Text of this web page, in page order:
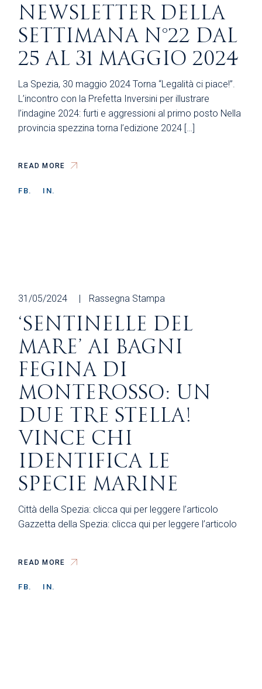
NEWSLETTER DELLA
SETTIMANA N°22 DAL
25 AL 31 MAGGIO 2024
La Spezia, 30 maggio 2024 Torna “Legalità ci piace!”.
L’incontro con la Prefetta Inversini per illustrare
l’indagine 2024: furti e aggressioni al primo posto Nella
provincia spezzina torna l’edizione 2024 […]
READ MORE
FB. IN.
31/05/2024 Rassegna Stampa
‘SENTINELLE DEL
MARE’ AI BAGNI
FEGINA DI
MONTEROSSO: UN
DUE TRE STELLA!
VINCE CHI
IDENTIFICA LE
SPECIE MARINE
Città della Spezia: clicca qui per leggere l’articolo
Gazzetta della Spezia: clicca qui per leggere l’articolo
READ MORE
FB. IN.